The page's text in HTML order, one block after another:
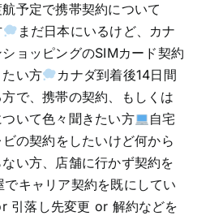
予定で携帯契約について
まだ日本にいるけど、カナ
ョッピングのSIMカード契約
い方
カナダ到着後14日間
で、携帯の契約、もしくは
いて色々聞きたい方
自宅
の契約をしたいけど何から
い方、店舗に行かず契約を
キャリア契約を既にしてい
引落し先変更 or 解約などを